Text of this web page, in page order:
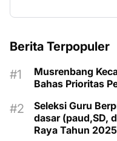
Berita Terpopuler
Musrenbang
Bahas Prioritas
Seleksi Guru
dasar (paud,SD,
Raya Tahun